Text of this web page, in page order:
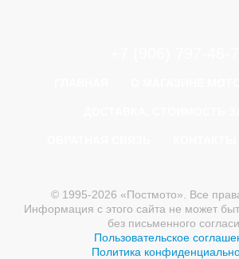
© 1995-2026 «Постмото». Все
Информация с этого сайта не может
без письменного
Пользовательское
Политика